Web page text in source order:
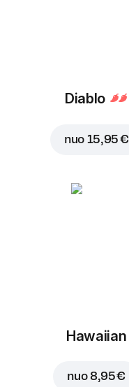
Diablo
nuo 15,95 €
Hawaiian
nuo 8,95 €